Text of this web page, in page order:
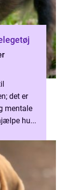
det er
mentale
hu...